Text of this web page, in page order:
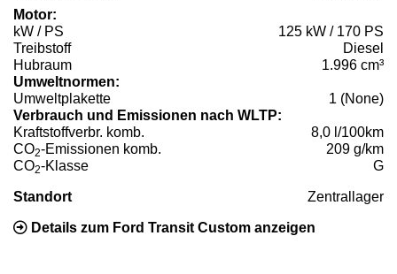
Motor:
kW / PS
125 kW / 170 PS
Treibstoff
Diesel
Hubraum
1.996 cm³
Umweltnormen:
Umweltplakette
1 (None)
Verbrauch und Emissionen nach WLTP:
Kraftstoffverbr. komb.
8,0 l/100km
CO2-Emissionen komb.
209 g/km
CO2-Klasse G
Standort Zentrallager
Details zum Ford Transit Custom anzeigen